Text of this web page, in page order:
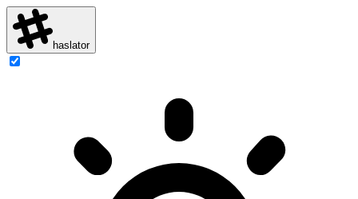
haslator